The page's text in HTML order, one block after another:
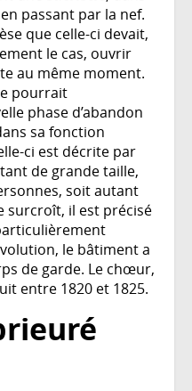
passant par la nef.
que celle-ci devait,
le cas, ouvrir
au même moment.
pourrait
phase d’abandon
sa fonction
ci est décrite par
de grande taille,
soit autant
surcroît, il est précisé
le bâtiment a
de garde. Le chœur,
entre 1820 et 1825.